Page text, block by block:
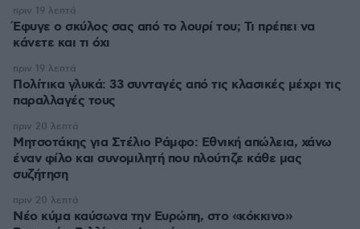
Έφυγε ο σκύλος σας από το λουρί του; Τι πρέπει να
κάνετε και τι όχι
πριν 19 λεπτά
Πολίτικα γλυκά: 33 συνταγές από τις κλασικές μέχρι τις
παραλλαγές τους
πριν 19 λεπτά
Μητσοτάκης για Στέλιο Ράμφο: Εθνική απώλεια, χάνω
έναν φίλο και συνομιλητή που πλούτιζε κάθε μας
συζήτηση
πριν 20 λεπτά
Νέο κύμα καύσωνα την Ευρώπη, στο «κόκκινο»
πριν 20 λεπτά